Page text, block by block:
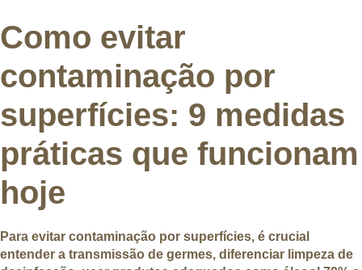
Como evitar
contaminação por
superfícies: 9 medidas
práticas que funcionam
hoje
Para evitar contaminação por superfícies, é crucial
entender a transmissão de germes, diferenciar limpeza de